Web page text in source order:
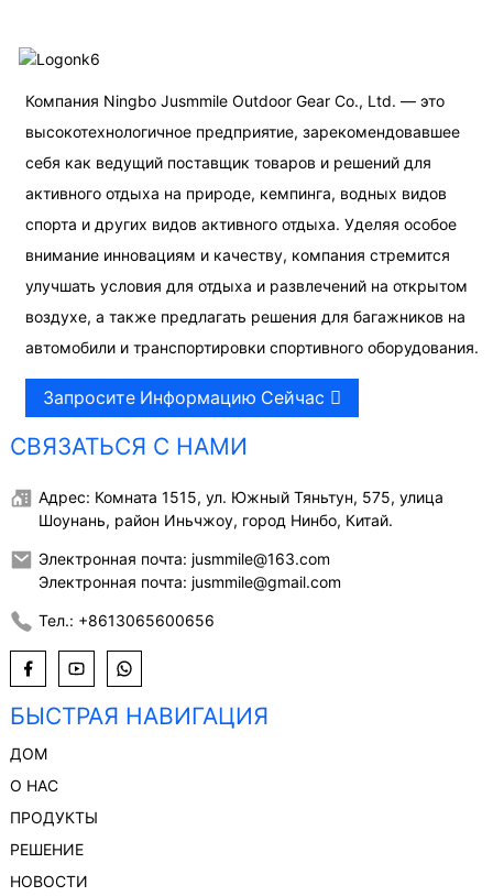
Компания Ningbo Jusmmile Outdoor Gear Co., Ltd. — это
высокотехнологичное предприятие, зарекомендовавшее
себя как ведущий поставщик товаров и решений для
активного отдыха на природе, кемпинга, водных видов
спорта и других видов активного отдыха. Уделяя особое
внимание инновациям и качеству, компания стремится
улучшать условия для отдыха и развлечений на открытом
воздухе, а также предлагать решения для багажников на
автомобили и транспортировки спортивного оборудования.
Запросите Информацию Сейчас
СВЯЗАТЬСЯ С НАМИ
Адрес: Комната 1515, ул. Южный Тяньтун, 575, улица
Шоунань, район Иньчжоу, город Нинбо, Китай.
Электронная почта: jusmmile@163.com
Электронная почта: jusmmile@gmail.com
Тел.: +8613065600656
БЫСТРАЯ НАВИГАЦИЯ
ДОМ
О НАС
ПРОДУКТЫ
РЕШЕНИЕ
НОВОСТИ